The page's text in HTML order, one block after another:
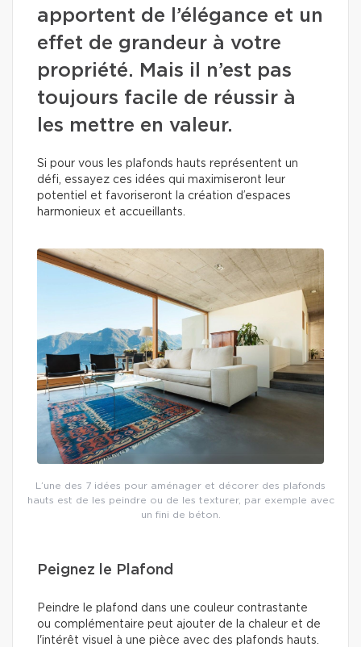
apportent de l’élégance et un
effet de grandeur à votre
propriété. Mais il n’est pas
toujours facile de réussir à
les mettre en valeur.
Si pour vous les plafonds hauts représentent un
défi, essayez ces idées qui maximiseront leur
potentiel et favoriseront la création d’espaces
harmonieux et accueillants.
L’une des 7 idées pour aménager et décorer des plafonds
hauts est de les peindre ou de les texturer, par exemple avec
un fini de béton.
Peignez le Plafond
Peindre le plafond dans une couleur contrastante
ou complémentaire peut ajouter de la chaleur et de
l'intérêt visuel à une pièce avec des plafonds hauts.